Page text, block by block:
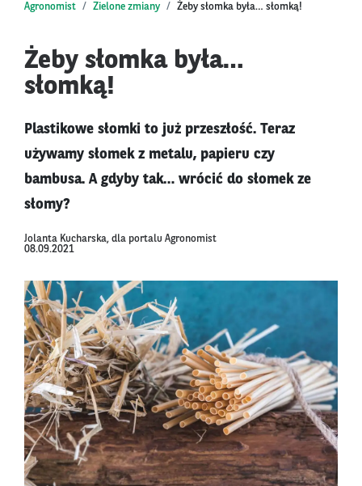
Agronomist Zielone zmiany Żeby słomka była… słomką!
Żeby słomka była…
słomką!
Plastikowe słomki to już przeszłość. Teraz
używamy słomek z metalu, papieru czy
bambusa. A gdyby tak… wrócić do słomek ze
słomy?
Jolanta Kucharska, dla portalu Agronomist
08.09.2021